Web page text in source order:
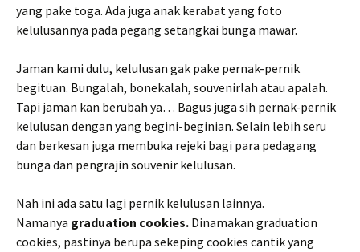
yang pake toga. Ada juga anak kerabat yang foto
kelulusannya pada pegang setangkai bunga mawar.
Jaman kami dulu, kelulusan gak pake pernak-pernik
begituan. Bungalah, bonekalah, souvenirlah atau apalah.
Tapi jaman kan berubah ya… Bagus juga sih pernak-pernik
kelulusan dengan yang begini-beginian. Selain lebih seru
dan berkesan juga membuka rejeki bagi para pedagang
bunga dan pengrajin souvenir kelulusan.
Nah ini ada satu lagi pernik kelulusan lainnya.
Namanya graduation cookies. Dinamakan graduation
cookies, pastinya berupa sekeping cookies cantik yang